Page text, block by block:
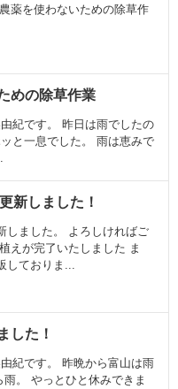
薬を使わないための除草作
めの除草作業
紀です。 昨日は雨でしたの
と一息でした。 雨は恵みで
新しました！
しました。 よろしければご
えが完了いたしました ま
しておりま...
した！
紀です。 昨晩から富山は雨
。 やっとひと休みできま